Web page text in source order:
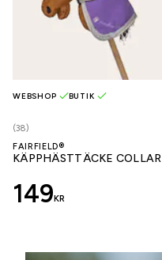
(38)
WEBSHOP BUTIK
FAIRFIELD®
KÄPPHÄSTTÄCKE COLLAR
149KR